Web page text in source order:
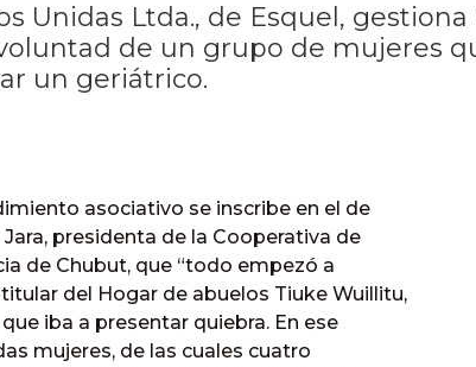
Unidas Ltda., de Esquel,
de un grupo de mujeres
un geriátrico.
asociativo se inscribe en el de
presidenta de la Cooperativa de
de Chubut, que “todo empezó a
del Hogar de abuelos Tiuke Wuillitu,
iba a presentar quiebra. En ese
mujeres, de las cuales cuatro